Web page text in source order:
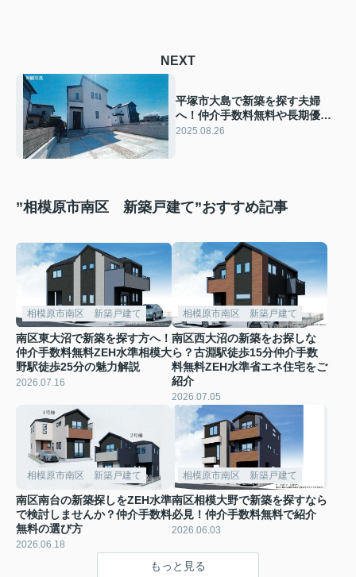
NEXT
平塚市大島で新築を探す夫婦
へ！仲介手数料無料や長期優良
住宅と子育てグリーン住宅支援
2025.08.26
”相模原市南区 新築戸建て”おすすめ記事
相模原市南区 新築戸建て
南区東大沼で新築を探す方へ！
仲介手数料無料ZEH水準相模大
野駅徒歩25分の魅力解説
2026.07.16
相模原市南区 新築戸建て
南区西大沼の新築をお探しな
ら？古淵駅徒歩15分仲介手数
料無料ZEH水準省エネ住宅をご
紹介
2026.07.05
相模原市南区 新築戸建て
南区南台の新築探しをZEH水準
で検討しませんか？仲介手数料
無料の選び方
2026.06.18
相模原市南区 新築戸建て
南区相模大野で新築を探すなら
必見！仲介手数料無料で紹介
2026.06.03
もっと見る